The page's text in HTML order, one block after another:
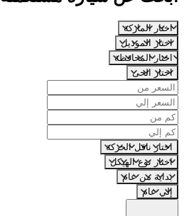
اختار الماركة
اختار الموديل
اختار المحافظة
اختار الحى
اختار ناقل الحركة
اختار نوع الهيكل
بداية من عام
إلي عام